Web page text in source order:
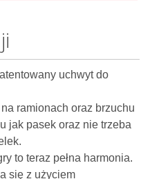
uchwyt do
ramionach oraz brzuchu
jak pasek oraz nie trzeba
to teraz pełna harmonia.
się z użyciem